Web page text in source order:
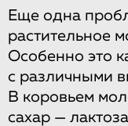
Еще одна
растительное
Особенно это
с различными
В коровьем
сахар —